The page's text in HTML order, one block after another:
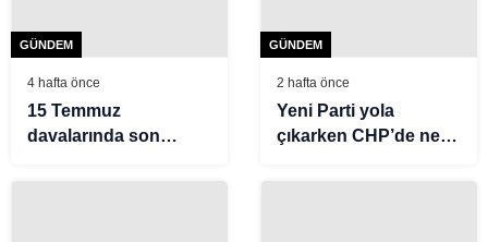
GÜNDEM
4 hafta önce
15 Temmuz
davalarında son
GÜNDEM
2 hafta önce
Yeni Parti yola
çıkarken CHP’de neler